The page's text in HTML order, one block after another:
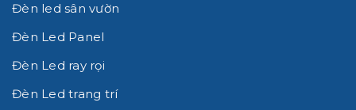
Đèn led sân vườn
Đèn Led Panel
Đèn Led ray rọi
Đèn Led trang trí